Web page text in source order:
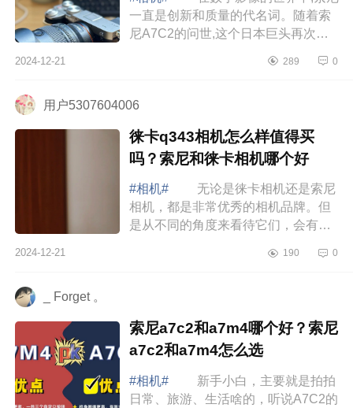
一直是创新和质量的代名词。随着索
尼A7C2的问世,这个日本巨头再次证
好的工具方面的承诺。下面小编为大
2024-12-21 289 0
用户5307604006
徕卡q343相机怎么样值得买
吗？索尼和徕卡相机哪个好
#相机#
无论是徕卡相机还是索尼
相机，都是非常优秀的相机品牌。但
是从不同的角度来看待它们，会有不
徕卡q343相机怎么样值得买吗？索尼
2024-12-21 190 0
_ Forget 。
索尼a7c2和a7m4哪个好？索尼
a7c2和a7m4怎么选
#相机#
新手小白，主要就是拍拍
日常、旅游、生活啥的，听说A7C2的